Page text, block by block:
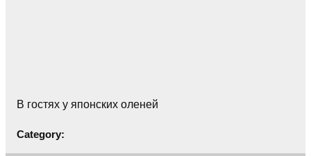
В гостях у японских оленей
Category: